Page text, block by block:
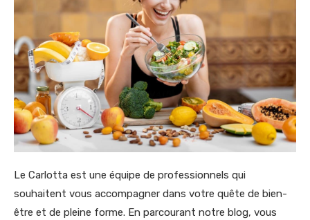
Le Carlotta est une équipe de professionnels qui
souhaitent vous accompagner dans votre quête de bien-
être et de pleine forme. En parcourant notre blog, vous